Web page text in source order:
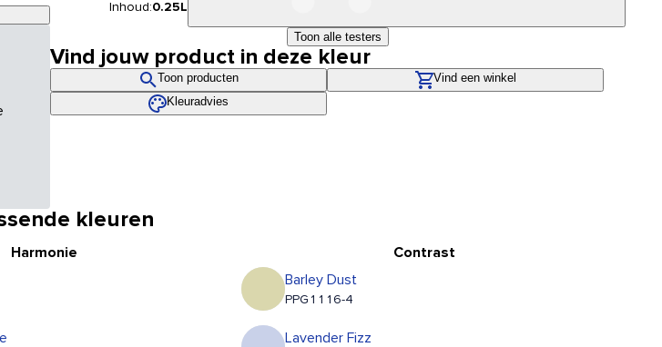
Inhoud:0.25L
Toon alle testers
Vind jouw product in deze kleur
Toon producten
Vind een winkel
Kleuradvies
kleuren
Harmonie
Contrast
Barley Dust
PPG1116-4
Lavender Fizz